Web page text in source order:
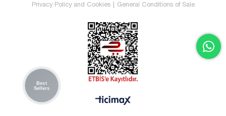
Privacy Policy and Cookies General Conditions of Sale
Best
Sellers